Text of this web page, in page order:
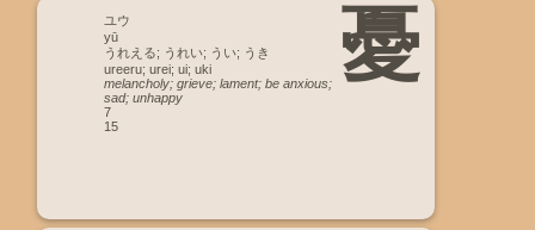
憂
ユウ
yū
うれえる; うれい; うい; うき
ureeru; urei; ui; uki
melancholy; grieve; lament; be anxious;
sad; unhappy
7
15